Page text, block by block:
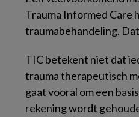
Trauma Informed Care
traumabehandeling.
TIC betekent niet dat
trauma therapeutisch
gaat vooral om een
rekening wordt